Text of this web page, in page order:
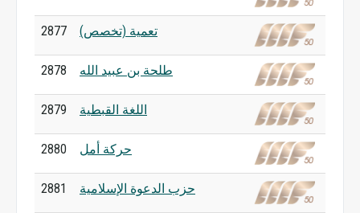
2877 تعمية (تخصص)
2878 طلحة بن عبيد الله
2879 اللغة القبطية
2880 حركة أمل
2881 حزب الدعوة الإسلامية